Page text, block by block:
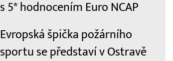
s 5* hodnocením Euro NCAP
Evropská špička požárního
sportu se představí v Ostravě